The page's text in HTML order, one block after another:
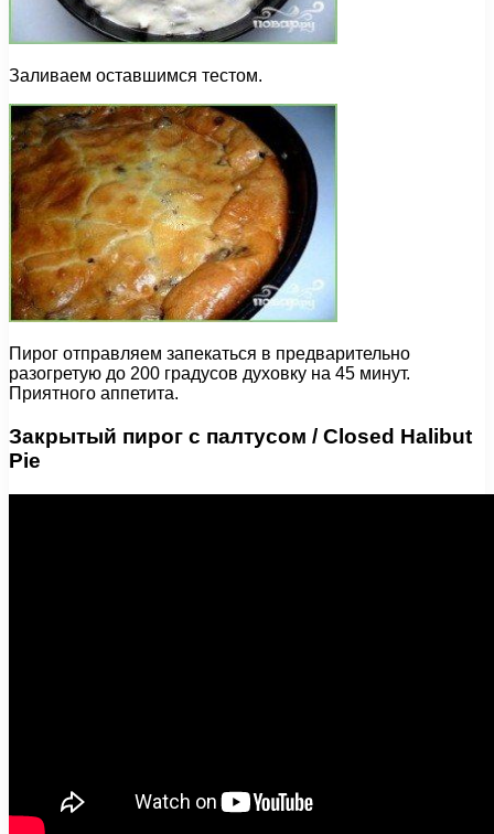
Заливаем оставшимся тестом.
Пирог отправляем запекаться в предварительно
разогретую до 200 градусов духовку на 45 минут.
Приятного аппетита.
Закрытый пирог с палтусом / Closed Halibut
Pie